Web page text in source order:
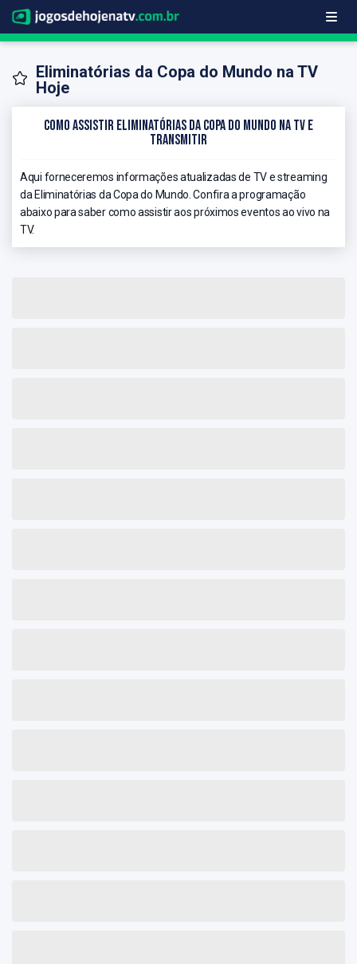
Eliminatórias da Copa do Mundo na TV
Hoje
Como Assistir Eliminatórias da Copa do Mundo na TV e
Transmitir
Aqui forneceremos informações atualizadas de TV e streaming
da Eliminatórias da Copa do Mundo. Confira a programação
abaixo para saber como assistir aos próximos eventos ao vivo na
TV.